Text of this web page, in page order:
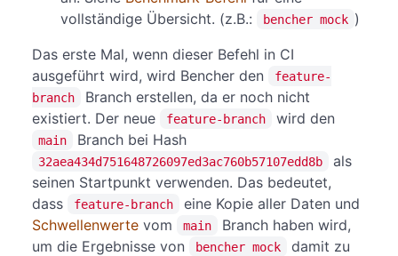
vollständige Übersicht. (z.B.:
bencher mock )
Das erste Mal, wenn dieser Befehl in CI
ausgeführt wird, wird Bencher den
feature-
branch
Branch erstellen, da er noch nicht
existiert. Der neue
feature-branch wird den
main Branch bei Hash
32aea434d751648726097ed3ac760b57107edd8b
als
seinen Startpunkt verwenden. Das bedeutet,
dass
feature-branch
eine Kopie aller Daten und
Schwellenwerte vom main
Branch haben wird,
um die Ergebnisse von
bencher mock
damit zu